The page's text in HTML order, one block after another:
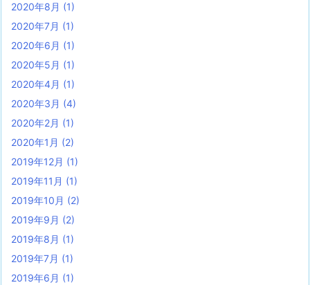
2020年8月 (1)
2020年7月 (1)
2020年6月 (1)
2020年5月 (1)
2020年4月 (1)
2020年3月 (4)
2020年2月 (1)
2020年1月 (2)
2019年12月 (1)
2019年11月 (1)
2019年10月 (2)
2019年9月 (2)
2019年8月 (1)
2019年7月 (1)
2019年6月 (1)